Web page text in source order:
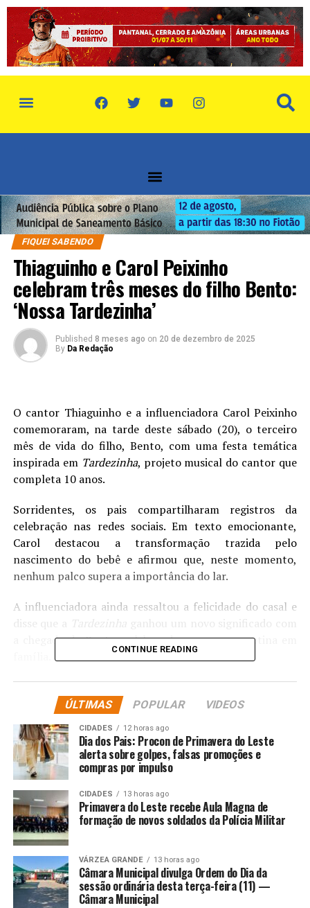
FIQUEI SABENDO
Thiaguinho e Carol Peixinho
celebram três meses do filho Bento:
‘Nossa Tardezinha’
Published 8 meses ago on 20 de dezembro de 2025
By Da Redação
O cantor Thiaguinho e a influenciadora Carol Peixinho
comemoraram, na tarde deste sábado (20), o terceiro
mês de vida do filho, Bento, com uma festa temática
inspirada em Tardezinha, projeto musical do cantor que
completa 10 anos.
Sorridentes, os pais compartilharam registros da
celebração nas redes sociais. Em texto emocionante,
Carol destacou a transformação trazida pelo
nascimento do bebê e afirmou que, neste momento,
nenhum palco supera a importância do lar.
A influenciadora ainda ressaltou a felicidade do casal e
disse que a
ganhou um novo significado com
a chegada de Bento, celebrando o amor e a rotina em
“A nossa maior Tardezinha… ???? 3 meses do nosso
príncipe Bento! O Bento chegou e transformou tudo: o
tão especial das nossas vidas, entendemos que nenhum
palco é maior que o nosso lar, nenhum aplauso é mais
bonito que o sorriso do nosso menino. A Tardezinha
ganhou novo significado, novo ritmo e mais amor.
Senhoras e senhores… essa é a Tardezinha do Bento.
Onde o show é diário, o coração está sempre cheio e a
felicidade mora em nós. ????????????
ama, filhão!”, escreveu ela. Confira:
Comentários
CONTINUE READING
ÚLTIMAS POPULAR VIDEOS
CIDADES 12 horas ago
Dia dos Pais: Procon de Primavera do Leste
alerta sobre golpes, falsas promoções e
compras por impulso
CIDADES 13 horas ago
Primavera do Leste recebe Aula Magna de
formação de novos soldados da Polícia Militar
VÁRZEA GRANDE 13 horas ago
Câmara Municipal divulga Ordem do Dia da
sessão ordinária desta terça-feira (11) —
Câmara Municipal